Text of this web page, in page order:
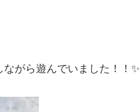
がら遊んでいました！！✨